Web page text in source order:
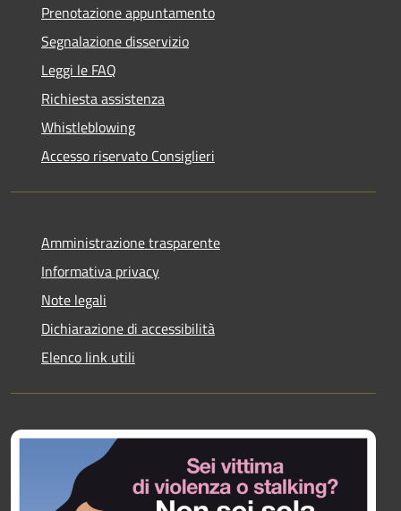
Prenotazione appuntamento
Segnalazione disservizio
Leggi le FAQ
Richiesta assistenza
Whistleblowing
Accesso riservato Consiglieri
Amministrazione trasparente
Informativa privacy
Note legali
Dichiarazione di accessibilità
Elenco link utili